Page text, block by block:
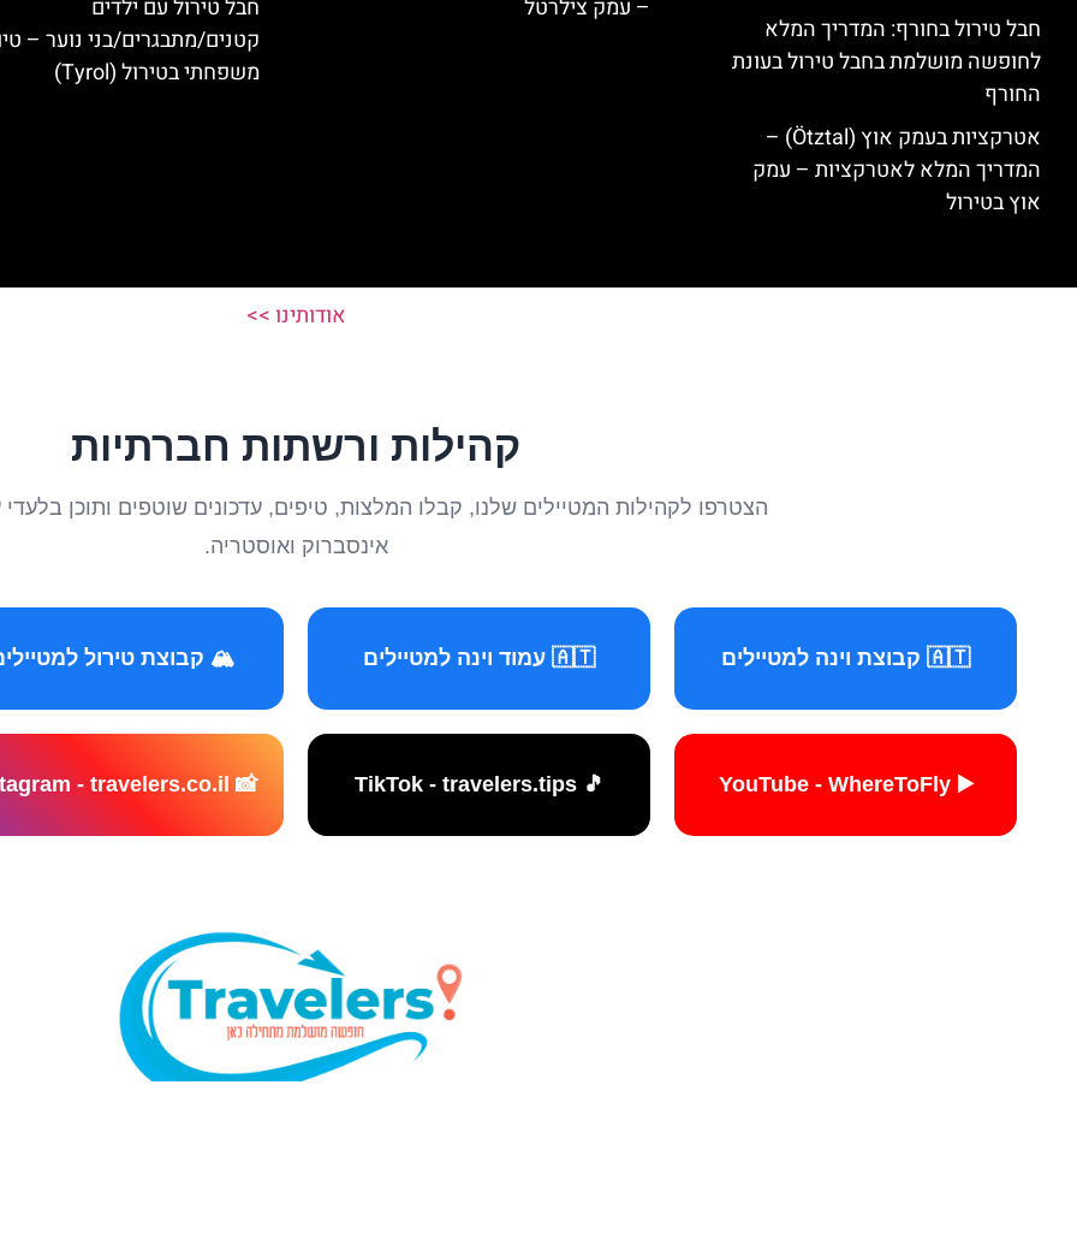
חבל טירול בחורף: המדריך המלא
לחופשה מושלמת בחבל טירול בעונת
החורף
אטרקציות בעמק אוץ (Ötztal) –
המדריך המלא לאטרקציות – עמק
אוץ בטירול
– עמק צילרטל
חבל טירול עם ילדים
קטנים/מתבגרים/בני נוער –
משפחתי בטירול (Tyrol)
אודותינו >>
קהילות ורשתות חברתיות
הצטרפו לקהילות המטיילים שלנו, קבלו המלצות, טיפים, עדכונים שוטפים ותוכן בלעדי
אינסברוק ואוסטריה.
🇦🇹 קבוצת וינה למטיילים 🇦🇹 עמוד וינה למטיילים 🏔️ קבוצת טירול
▶️ YouTube - WhereToFly
🎵 TikTok - travelers.tips
📸 Instagram - travelers.co.il